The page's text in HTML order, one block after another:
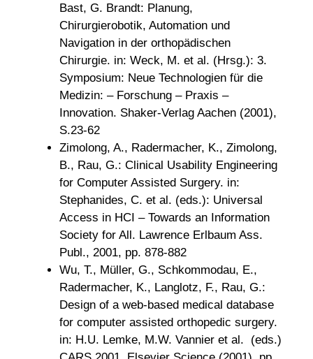
Bast, G. Brandt: Planung,
Chirurgierobotik, Automation und
Navigation in der orthopädischen
Chirurgie. in: Weck, M. et al. (Hrsg.): 3.
Symposium: Neue Technologien für die
Medizin: – Forschung – Praxis –
Innovation. Shaker-Verlag Aachen (2001),
S.23-62
Zimolong, A., Radermacher, K., Zimolong,
B., Rau, G.: Clinical Usability Engineering
for Computer Assisted Surgery. in:
Stephanides, C. et al. (eds.): Universal
Access in HCI – Towards an Information
Society for All. Lawrence Erlbaum Ass.
Publ., 2001, pp. 878-882
Wu, T., Müller, G., Schkommodau, E.,
Radermacher, K., Langlotz, F., Rau, G.:
Design of a web-based medical database
for computer assisted orthopedic surgery.
in: H.U. Lemke, M.W. Vannier et al. (eds.)